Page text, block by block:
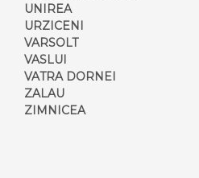
UNIREA
URZICENI
VARSOLT
VASLUI
VATRA DORNEI
ZALAU
ZIMNICEA